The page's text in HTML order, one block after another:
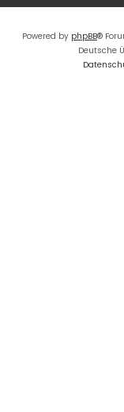
Powered by phpBB®
Deutsche